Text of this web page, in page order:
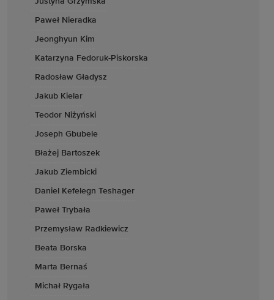
Paweł Nieradka
Jeonghyun Kim
Katarzyna Fedoruk-Piskorska
Radosław Gładysz
Jakub Kielar
Teodor Niżyński
Joseph Gbubele
Błażej Bartoszek
Jakub Ziembicki
Daniel Kefelegn Teshager
Paweł Trybała
Przemysław Radkiewicz
Beata Borska
Marta Bernaś
Michał Rygała